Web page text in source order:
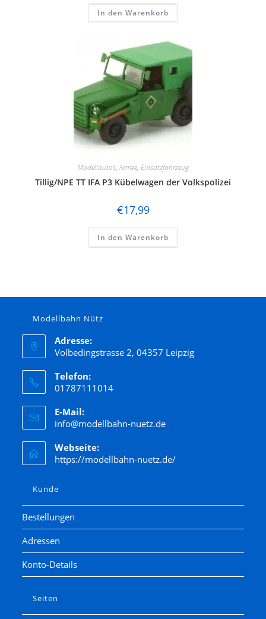
In den Warenkorb
Modellautos,Armee, Einsatzfahrzeug
Tillig/NPE TT IFA P3 Kübelwagen der Volkspolizei
€17,99
In den Warenkorb
Modellbahn Nütz
Adresse:
Volbedingstrasse 2, 04357 Leipzig
Telefon:
01787111014
E-Mail:
info@modellbahn-nuetz.de
Webseite:
https://modellbahn-nuetz.de/
Kunde
Bestellungen
Adressen
Konto-Details
Seiten